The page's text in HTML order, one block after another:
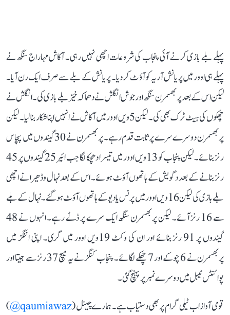
پہلے بلے بازی کرنے آئی پنجاب کی شروعات اچھی نہیں رہی۔ آکاش مہاراج سنگھ نے
پہلے ہی اوور میں پریانش آریہ کو آؤٹ کر دیا۔ پریانش کے بلے سے صرف ایک رن آیا۔
لیکن اس کے بعد پربھسمرن سنگھ اور جوش انگلش نے دھماکہ خیز بلے بازی کی۔ انگلش نے
چھکوں کی ہیٹ ٹرک بھی کی۔ لیکن 5ویں اوور میں آکاش نے انہیں اپنا شکار بنا لیا۔ لیکن
پربھسمرن دوسرے سرے پر ثابت قدم رہے۔ پربھسمرن نے 30 گیندوں میں پچاس
رنز بنائے۔ لیکن پنجاب کو 13ویں اوور میں تیسرا دھچکا لگا جب ائیر 25 گیندوں پر 45
رنز بنانے کے بعد دگویش کے ہاتھوں آؤٹ ہوئے۔ اس کے بعد نہال وڈھیرا نے اچھی
بلے بازی کی لیکن 16ویں اوور میں پرنس یادیو کے ہاتھوں آؤٹ ہو گئے۔ نہال کے بلے
سے 16 رنز آئے۔ لیکن پربھسمرن سنگھ ایک سرے پر ڈٹے رہے۔ انہوں نے 48
گیندوں پر 91 رنز بنائے اور ان کی وکٹ 19ویں اوور میں گری۔ اپنی اننگز میں
پربھسمرن نے 6 چوکے اور 7 چھکے لگائے۔ پنجاب کنگز نے یہ میچ 37 رنز سے جیتا اور
پوائنٹس ٹیبل میں دوسرے نمبر پر پہنچ گئی۔
قومی آواز اب ٹیلی گرام پر بھی دستیاب ہے۔ ہمارے چینل (qaumiawaz@
)